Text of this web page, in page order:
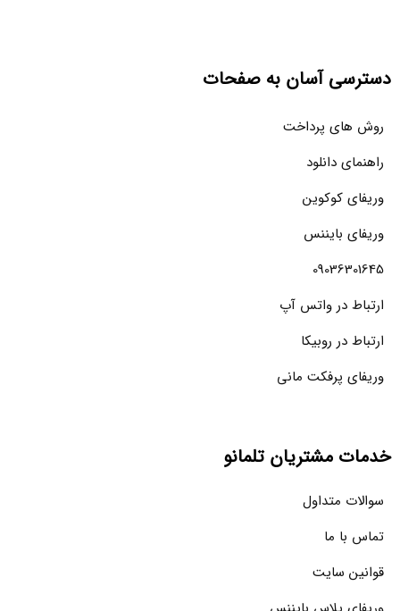
دسترسی آسان به صفحات
روش های پرداخت
راهنمای دانلود
وریفای کوکوین
وریفای بایننس
09036301645
ارتباط در واتس آپ
ارتباط در روبیکا
وریفای پرفکت مانی
خدمات مشتریان تلمانو
سوالات متداول
تماس با ما
قوانین سایت